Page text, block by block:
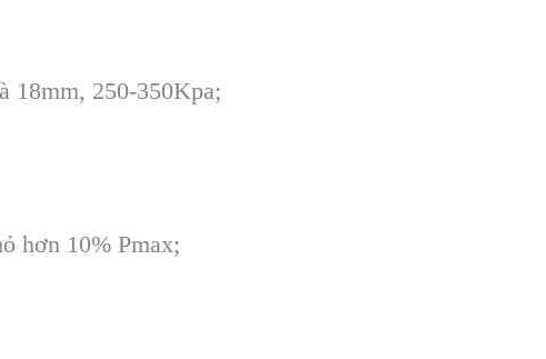
18mm, 250-350Kpa;
hơn 10% Pmax;